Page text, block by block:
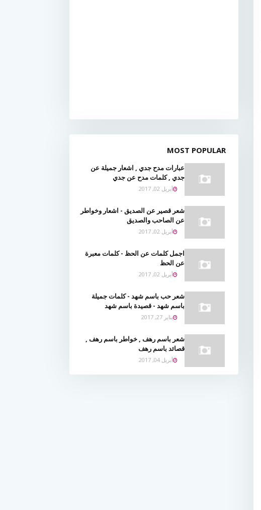
MOST POPULAR
عبارات مدح جدي , اشعار جميلة عن
جدي , كلمات مدح عن جدي
أبريل 02, 2017
شعر قصير عن الصديق - اشعار وخواطر
عن الصاحب والصديق
أبريل 02, 2017
اجمل كلمات عن الحظ - كلمات معبرة
عن الحظ
أبريل 02, 2017
شعر حب باسم شهد - كلمات جميلة
باسم شهد - قصيدة باسم شهد
يناير 27, 2017
شعر باسم رهف , خواطر باسم رهف ,
قصائد باسم رهف
أبريل 04, 2017